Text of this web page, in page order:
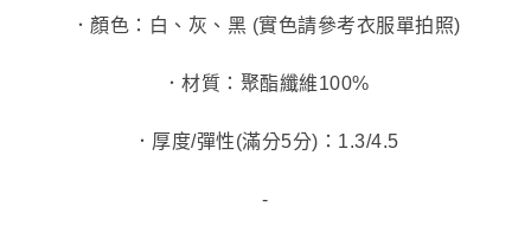
．顏色：白、灰、黑 (實色請參考衣服單拍照)
．材質：聚酯纖維100%
．厚度/彈性(滿分5分)：1.3/4.5
-